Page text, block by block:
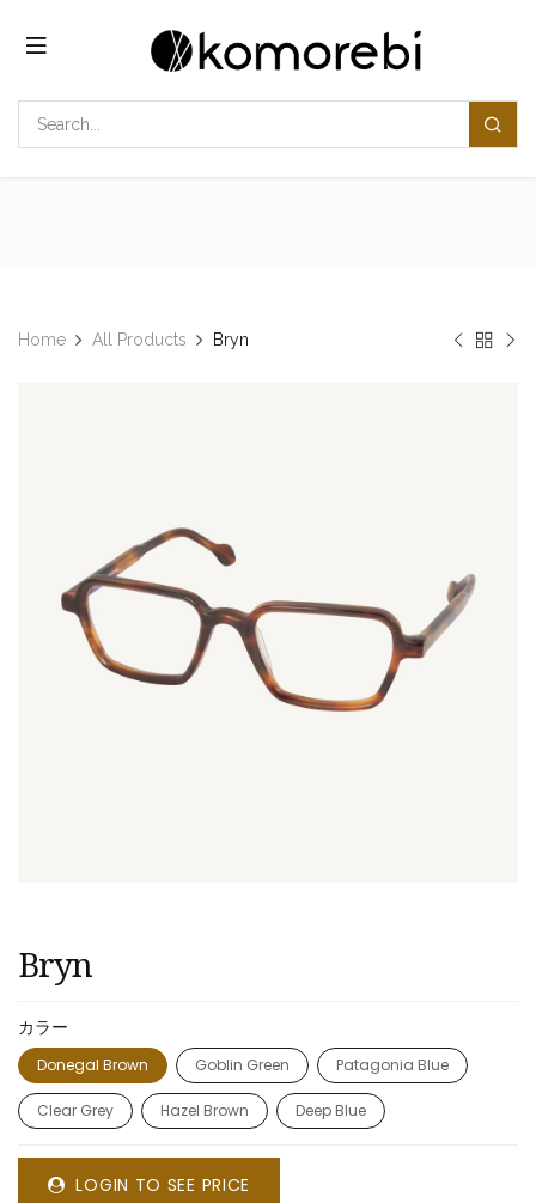
Home All Products Bryn
Bryn
カラー
Donegal Brown Goblin Green Patagonia Blue
Clear Grey Hazel Brown Deep Blue
LOGIN TO SEE PRICE